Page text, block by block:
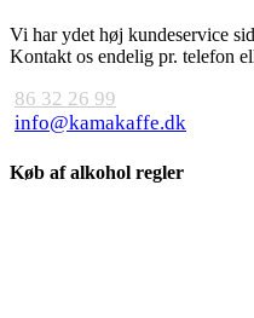
Vi har ydet høj kundeservice
Kontakt os endelig pr. telefon
86 32 26 99
info@kamakaffe.dk
Køb af alkohol regler